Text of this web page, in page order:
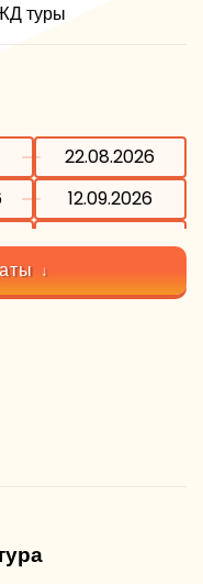
туры
22.08.2026
12.09.2026
03.10.2026
24.10.2026